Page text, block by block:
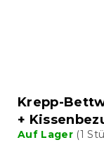
Krepp-
+
Auf Lager (1